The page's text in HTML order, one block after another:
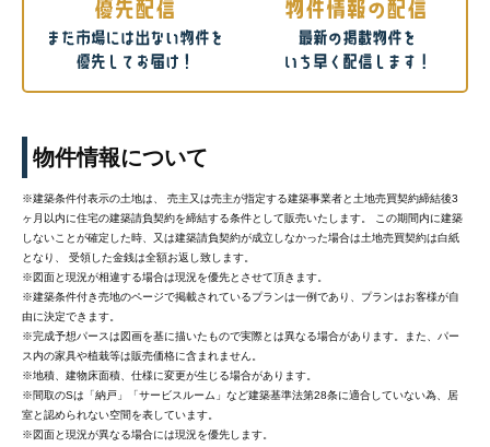
物件情報について
※建築条件付表示の土地は、 売主又は売主が指定する建築事業者と土地売買契約締結後3
ヶ月以内に住宅の建築請負契約を締結する条件として販売いたします。 この期間内に建築
しないことが確定した時、又は建築請負契約が成立しなかった場合は土地売買契約は白紙
となり、 受領した金銭は全額お返し致します。
※図面と現況が相違する場合は現況を優先とさせて頂きます。
※建築条件付き売地のページで掲載されているプランは一例であり、プランはお客様が自
由に決定できます。
※完成予想パースは図画を基に描いたもので実際とは異なる場合があります。また、パー
ス内の家具や植栽等は販売価格に含まれません。
※地積、建物床面積、仕様に変更が生じる場合があります。
※間取のSは「納戸」「サービスルーム」など建築基準法第28条に適合していない為、居
室と認められない空間を表しています。
※図面と現況が異なる場合には現況を優先します。